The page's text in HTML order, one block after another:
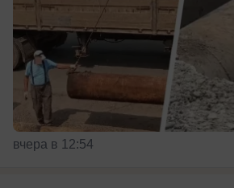
вчера в 12:54